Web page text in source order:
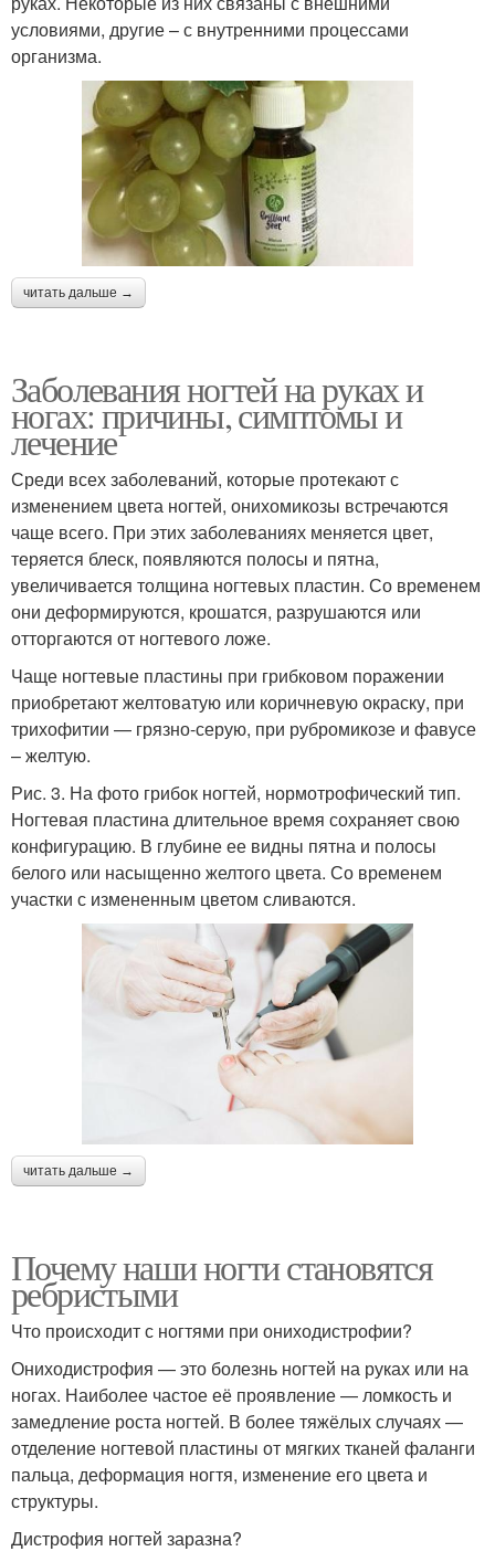
условиями, другие – с внутренними процессами
организма.
читать дальше →
Заболевания ногтей на руках и
ногах: причины, симптомы и
лечение
Среди всех заболеваний, которые протекают с
изменением цвета ногтей, онихомикозы встречаются
чаще всего. При этих заболеваниях меняется цвет,
теряется блеск, появляются полосы и пятна,
увеличивается толщина ногтевых пластин. Со временем
они деформируются, крошатся, разрушаются или
отторгаются от ногтевого ложе.
Чаще ногтевые пластины при грибковом поражении
приобретают желтоватую или коричневую окраску, при
трихофитии — грязно-серую, при рубромикозе и фавусе
– желтую.
Рис. 3. На фото грибок ногтей, нормотрофический тип.
Ногтевая пластина длительное время сохраняет свою
конфигурацию. В глубине ее видны пятна и полосы
белого или насыщенно желтого цвета. Со временем
участки с измененным цветом сливаются.
читать дальше →
Почему наши ногти становятся
ребристыми
Что происходит с ногтями при ониходистрофии?
Ониходистрофия — это болезнь ногтей на руках или на
ногах. Наиболее частое её проявление — ломкость и
замедление роста ногтей. В более тяжёлых случаях —
отделение ногтевой пластины от мягких тканей фаланги
пальца, деформация ногтя, изменение его цвета и
структуры.
Дистрофия ногтей заразна?